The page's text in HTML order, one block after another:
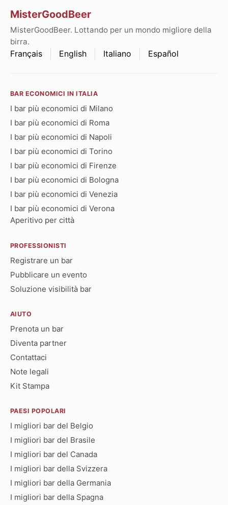
MisterGoodBeer
MisterGoodBeer. Lottando per un mondo migliore della
birra.
Français English Italiano Español
BAR ECONOMICI IN ITALIA
I bar più economici di Milano
I bar più economici di Roma
I bar più economici di Napoli
I bar più economici di Torino
I bar più economici di Firenze
I bar più economici di Bologna
I bar più economici di Venezia
I bar più economici di Verona
Aperitivo per città
PROFESSIONISTI
Registrare un bar
Pubblicare un evento
Soluzione visibilità bar
AIUTO
Prenota un bar
Diventa partner
Contattaci
Note legali
Kit Stampa
PAESI POPOLARI
I migliori bar del Belgio
I migliori bar del Brasile
I migliori bar del Canada
I migliori bar della Svizzera
I migliori bar della Germania
I migliori bar della Spagna